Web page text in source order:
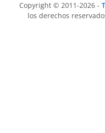
Copyright © 2011-2026 -
los derechos